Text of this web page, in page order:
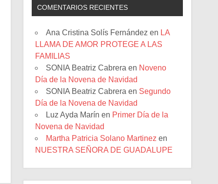
COMENTARIOS RECIENTES
Ana Cristina Solís Fernández en LA
LLAMA DE AMOR PROTEGE A LAS
FAMILIAS
SONIA Beatriz Cabrera en Noveno
Día de la Novena de Navidad
SONIA Beatriz Cabrera en Segundo
Día de la Novena de Navidad
Luz Ayda Marín en Primer Día de la
Novena de Navidad
Martha Patricia Solano Martinez en
NUESTRA SEÑORA DE GUADALUPE